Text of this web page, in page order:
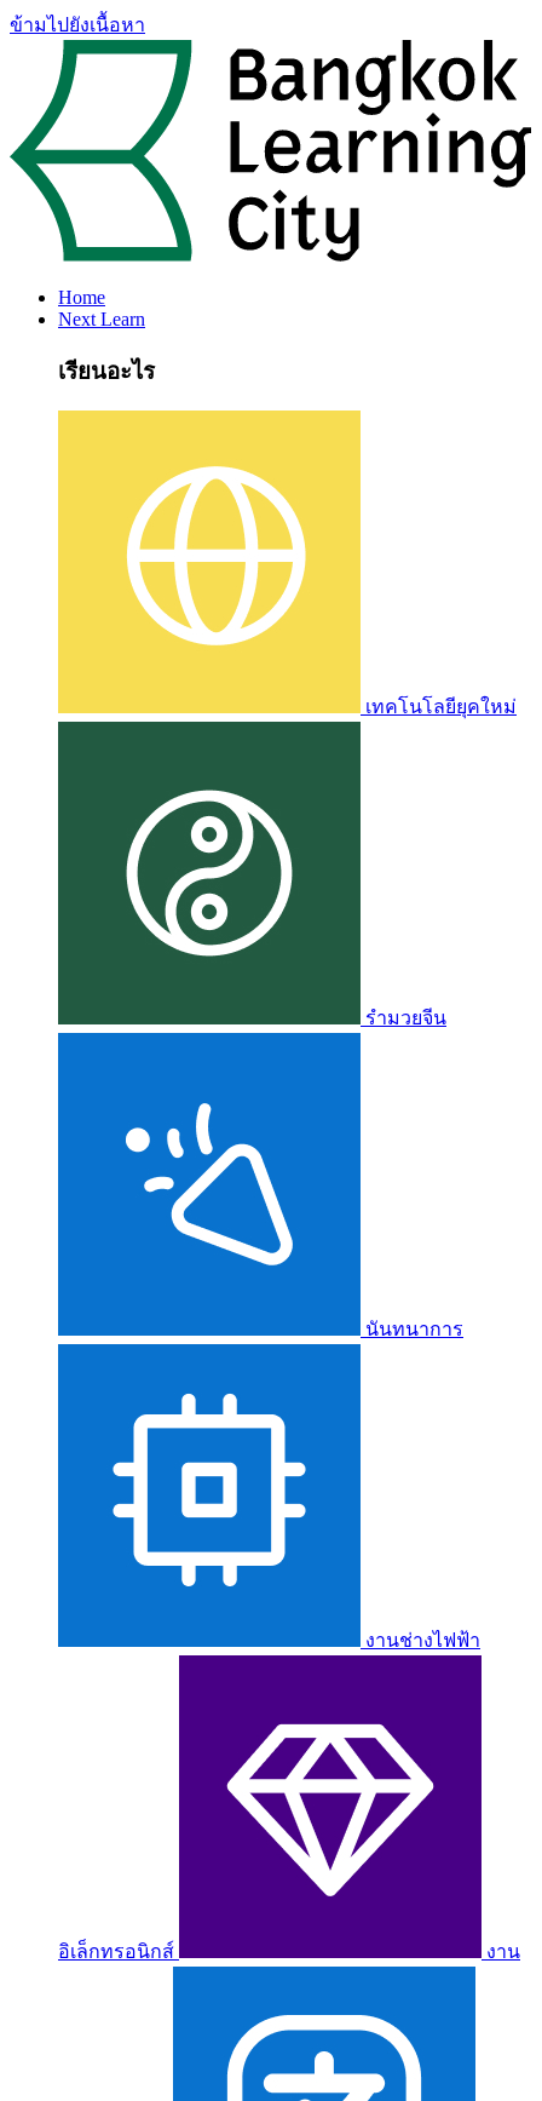
ข้ามไปยังเนื้อหา
Home
Next Learn
เรียนอะไร
เทคโนโลยียุคใหม่
รำมวยจีน
นันทนาการ
งานช่างไฟฟ้า
อิเล็กทรอนิกส์ งาน